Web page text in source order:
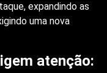
expandindo as
uma nova
atenção: